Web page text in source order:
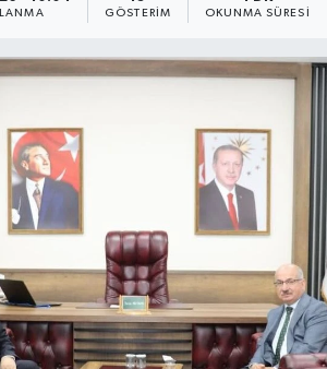
GÖSTERIM OKUNMA SÜRESI